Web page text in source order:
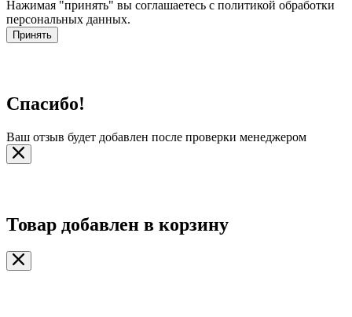
Нажимая "принять" вы соглашаетесь с политикой обработки
персональных данных.
Принять
Спасибо!
Ваш отзыв будет добавлен после проверки менеджером
Товар добавлен в корзину